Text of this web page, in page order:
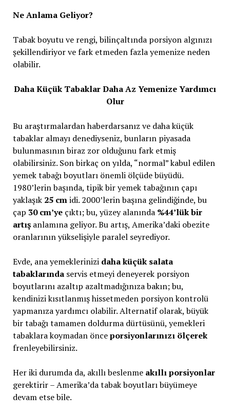
Ne Anlama Geliyor?
Tabak boyutu ve rengi, bilinçaltında porsiyon algınızı
şekillendiriyor ve fark etmeden fazla yemenize neden
olabilir.
Daha Küçük Tabaklar Daha Az Yemenize Yardımcı
Olur
Bu araştırmalardan haberdarsanız ve daha küçük
tabaklar almayı denediyseniz, bunların piyasada
bulunmasının biraz zor olduğunu fark etmiş
olabilirsiniz. Son birkaç on yılda, “normal” kabul edilen
yemek tabağı boyutları önemli ölçüde büyüdü.
1980’lerin başında, tipik bir yemek tabağının çapı
yaklaşık 25 cmidi. 2000’lerin başına gelindiğinde, bu
çap 30 cm’yeçıktı; bu, yüzey alanında %44’lük bir
artışanlamına geliyor. Bu artış, Amerika’daki obezite
oranlarının yükselişiyle paralel seyrediyor.
Evde, ana yemeklerinizi daha küçük salata
tabaklarındaservis etmeyi deneyerek porsiyon
boyutlarını azaltıp azaltmadığınıza bakın; bu,
kendinizi kısıtlanmış hissetmeden porsiyon kontrolü
yapmanıza yardımcı olabilir. Alternatif olarak, büyük
bir tabağı tamamen doldurma dürtüsünü, yemekleri
tabaklara koymadan önceporsiyonlarınızı ölçerek
frenleyebilirsiniz.
Her iki durumda da, akıllı beslenme akıllı porsiyonlar
gerektirir – Amerika’da tabak boyutları büyümeye
devam etse bile.